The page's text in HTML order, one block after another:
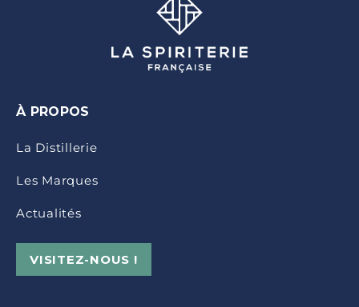
À PROPOS
La Distillerie
Les Marques
Actualités
VISITEZ-NOUS !